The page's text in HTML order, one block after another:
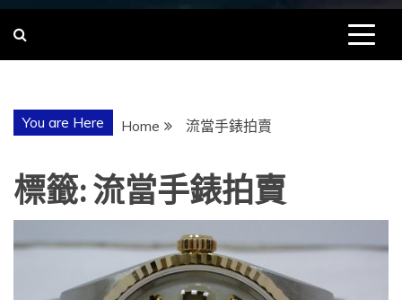
You are Here Home 流當手錶拍賣
標籤:流當手錶拍賣